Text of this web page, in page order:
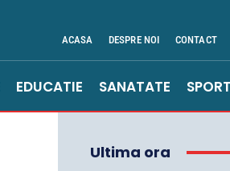
ACASA DESPRE NOI CONTACT
EDUCATIE SANATATE SPORT
Ultima ora